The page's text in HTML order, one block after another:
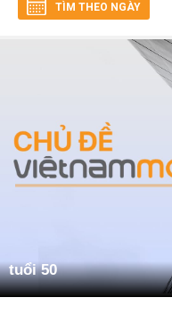
TÌM THEO NGÀY
tuổi 50